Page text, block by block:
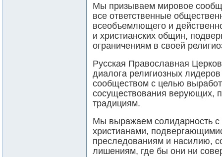
Мы призываем мировое
все ответственные
всеобъемлющего и
и христианских общин,
ограничениям в своей
Русская Православная
диалога религиозных
сообществом с целью
сосуществования верующих,
традициям.
Мы выражаем солидарность
христианами,
преследованиям и насилию,
лишениям, где бы они ни